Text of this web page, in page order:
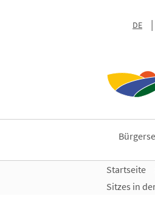
DE
Startseite
Sitzes in